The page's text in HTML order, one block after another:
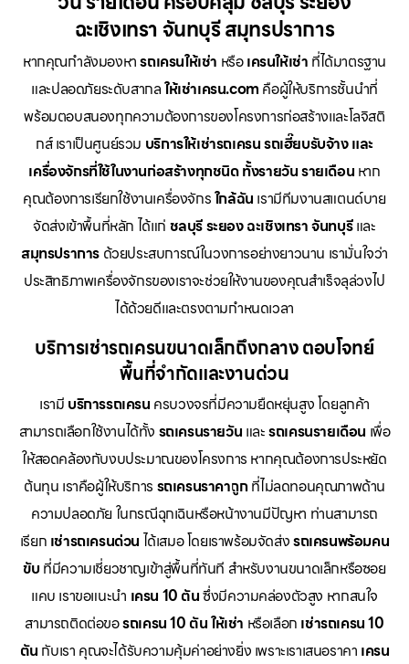
ฉะเชิงเทรา จันทบุรี สมุทรปราการ
หากคุณกำลังมองหารถเครนให้เช่า หรือเครนให้เช่า ที่ได้มาตรฐาน
และปลอดภัยระดับสากลให้เช่าเครน.com คือผู้ให้บริการชั้นนำที่
พร้อมตอบสนองทุกความต้องการของโครงการก่อสร้างและโลจิสติ
กส์ เราเป็นศูนย์รวม บริการให้เช่ารถเครน รถเฮี๊ยบรับจ้าง และ
เครื่องจักรที่ใช้ในงานก่อสร้างทุกชนิด ทั้งรายวัน รายเดือน หาก
คุณต้องการเรียกใช้งานเครื่องจักรใกล้ฉัน เรามีทีมงานสแตนด์บาย
จัดส่งเข้าพื้นที่หลัก ได้แก่ ชลบุรี ระยอง ฉะเชิงเทรา จันทบุรีและ
สมุทรปราการด้วยประสบการณ์ในวงการอย่างยาวนาน เรามั่นใจว่า
ประสิทธิภาพเครื่องจักรของเราจะช่วยให้งานของคุณสำเร็จลุล่วงไป
ได้ด้วยดีและตรงตามกำหนดเวลา
บริการเช่ารถเครนขนาดเล็กถึงกลาง ตอบโจทย์
พื้นที่จำกัดและงานด่วน
เรามี บริการรถเครน ครบวงจรที่มีความยืดหยุ่นสูง โดยลูกค้า
สามารถเลือกใช้งานได้ทั้ง รถเครนรายวัน และรถเครนรายเดือน เพื่อ
ให้สอดคล้องกับงบประมาณของโครงการ หากคุณต้องการประหยัด
ต้นทุน เราคือผู้ให้บริการ รถเครนราคาถูกที่ไม่ลดทอนคุณภาพด้าน
ความปลอดภัย ในกรณีฉุกเฉินหรือหน้างานมีปัญหา ท่านสามารถ
เรียก เช่ารถเครนด่วน ได้เสมอ โดยเราพร้อมจัดส่งรถเครนพร้อมคน
ขับ ที่มีความเชี่ยวชาญเข้าสู่พื้นที่ทันที สำหรับงานขนาดเล็กหรือซอย
แคบ เราขอแนะนำ เครน 10 ตันซึ่งมีความคล่องตัวสูง หากสนใจ
สามารถติดต่อขอรถเครน 10 ตัน ให้เช่า หรือเลือก เช่ารถเครน 10
ตัน กับเรา คุณจะได้รับความคุ้มค่าอย่างยิ่ง เพราะเราเสนอราคา เครน